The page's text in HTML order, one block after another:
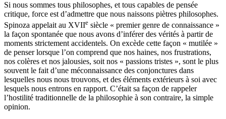
Si nous sommes tous philosophes, et tous capables de pensée
critique, force est d’admettre que nous naissons piètres philosophes.
Spinoza appelait au XVIIe siècle « premier genre de connaissance »
la façon spontanée que nous avons d’inférer des vérités à partir de
moments strictement accidentels. On excède cette façon « mutilée »
de penser lorsque l’on comprend que nos haines, nos frustrations,
nos colères et nos jalousies, soit nos « passions tristes », sont le plus
souvent le fait d’une méconnaissance des conjonctures dans
lesquelles nous nous trouvons, et des éléments extérieurs à soi avec
lesquels nous entrons en rapport. C’était sa façon de rappeler
l’hostilité traditionnelle de la philosophie à son contraire, la simple
opinion.